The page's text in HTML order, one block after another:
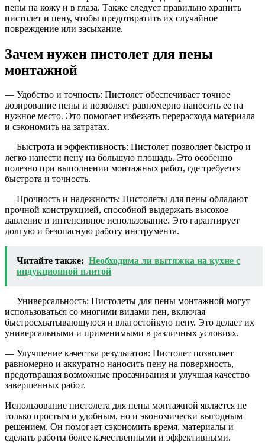
пены на кожу и в глаза. Также следует правильно хранить
пистолет и пену, чтобы предотвратить их случайное
повреждение или засыхание.
Зачем нужен пистолет для пены
монтажной
— Удобство и точность: Пистолет обеспечивает точное
дозирование пены и позволяет равномерно наносить ее на
нужное место. Это помогает избежать перерасхода материала
и сэкономить на затратах.
— Быстрота и эффективность: Пистолет позволяет быстро и
легко нанести пену на большую площадь. Это особенно
полезно при выполнении монтажных работ, где требуется
быстрота и точность.
— Прочность и надежность: Пистолеты для пены обладают
прочной конструкцией, способной выдержать высокое
давление и интенсивное использование. Это гарантирует
долгую и безопасную работу инструмента.
Читайте также: Необходима ли вытяжка на кухне с
индукционной плитой
— Универсальность: Пистолеты для пены монтажной могут
использоваться со многими видами пен, включая
быстросхватывающуюся и влагостойкую пену. Это делает их
универсальными и применимыми в различных условиях.
— Улучшение качества результатов: Пистолет позволяет
равномерно и аккуратно наносить пену на поверхность,
предотвращая возможные просачивания и улучшая качество
завершенных работ.
Использование пистолета для пены монтажной является не
только простым и удобным, но и экономически выгодным
решением. Он помогает сэкономить время, материалы и
сделать работы более качественными и эффективными.